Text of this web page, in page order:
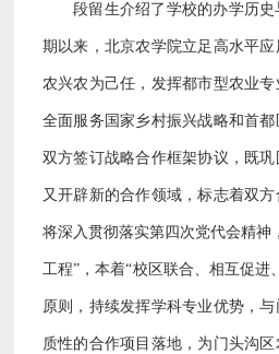
段留生介绍了学校的办学历
期以来，北京农学院立足高水平
农兴农为己任，发挥都市型农业专
全面服务国家乡村振兴战略和首
双方签订战略合作框架协议，既巩
又开辟新的合作领域，标志着双
将深入贯彻落实第四次党代会精神
工程”，本着“校区联合、相互促进
原则，持续发挥学科专业优势，
质性的合作项目落地，为门头沟